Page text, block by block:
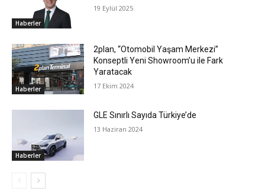
Haberler
19 Eylül 2025
Haberler
2plan, “Otomobil Yaşam Merkezi”
Konseptli Yeni Showroom’u ile Fark
Yaratacak
17 Ekim 2024
Haberler
GLE Sınırlı Sayıda Türkiye’de
13 Haziran 2024